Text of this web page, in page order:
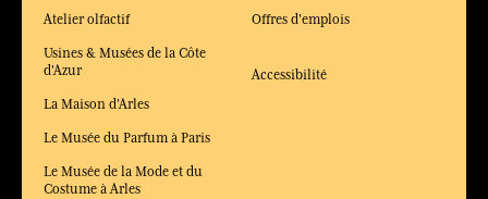
Atelier olfactif
Usines & Musées de la Côte
d'Azur
La Maison d'Arles
Le Musée du Parfum à Paris
Le Musée de la Mode et du
Costume à Arles
Offres d'emplois
Accessibilité